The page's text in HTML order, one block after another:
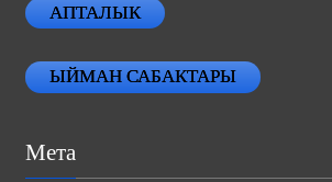
АПТАЛЫК
ЫЙМАН САБАКТАРЫ
Мета